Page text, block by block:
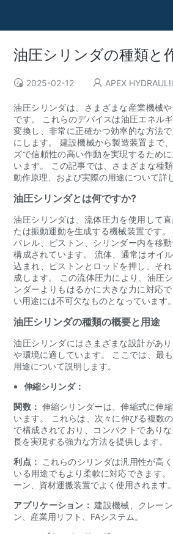
油圧シリンダの種類と
2025-02-12 APEX
油圧シリンダは、さまざまな産業機械
です。 これらのデバイスは油圧エネル
変換し、非常に正確かつ効率的な方法
にします。 建設機械から製造装置まで
ズで信頼性の高い作動を実現するため
います。 この記事では、さまざまな種
動作原理、および実際の用途について詳
油圧シリンダとは何ですか?
油圧シリンダは、流体圧力を使用して
たは振動運動を生成する機械装置です
バレル、ピストン、シリンダー内を移
構成されています。 流体、通常はオイ
込まれ、ピストンとロッドを押し、そ
成します。 この流体圧力により、油圧
ンダーよりもはるかに大きな力に対応
い用途には不可欠なものとなっています。
油圧シリンダの種類の概要と用途
油圧シリンダにはさまざまな設計があ
や環境に適しています。 ここでは、最
用途について説明します。
伸縮シリンダ：
関数： 伸縮シリンダーは、伸縮式に伸
います。 これらは、次々に伸びる複数
で構成されており、コンパクトであり
長を実現する強力な方法を提供します。
利点：
これらのシリンダは汎用性が高
いる用途でもより柔軟に対応できます
ーン、資材運搬装置でよく使用されます。
アプリケーション：建設機械、クレー
ン、産業用リフト、FAシステム。